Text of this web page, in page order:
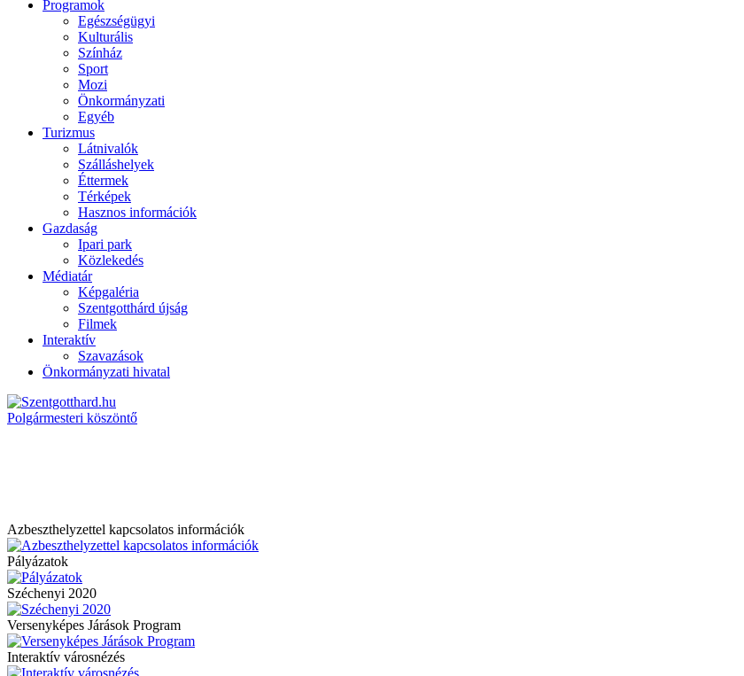
Programok
Egészségügyi
Kulturális
Színház
Sport
Mozi
Önkormányzati
Egyéb
Turizmus
Látnivalók
Szálláshelyek
Éttermek
Térképek
Hasznos információk
Gazdaság
Ipari park
Közlekedés
Médiatár
Képgaléria
Szentgotthárd újság
Filmek
Interaktív
Szavazások
Önkormányzati hivatal
Polgármesteri köszöntő
Azbeszthelyzettel kapcsolatos információk
Pályázatok
Széchenyi 2020
Versenyképes Járások Program
Interaktív városnézés